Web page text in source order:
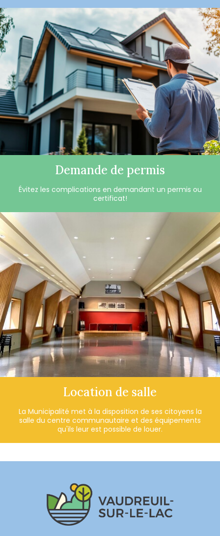
Demande de permis
Évitez les complications en demandant un permis ou
certificat!
Location de salle
La Municipalité met à la disposition de ses citoyens la
salle du centre communautaire et des équipements
qu'ils leur est possible de louer.